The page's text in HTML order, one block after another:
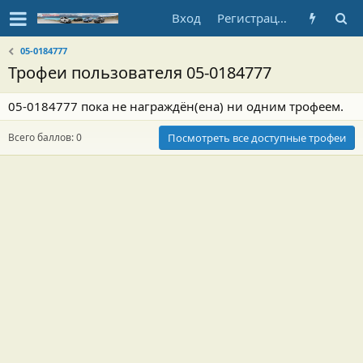
Вход Регистрация
05-0184777
Трофеи пользователя 05-0184777
05-0184777 пока не награждён(ена) ни одним трофеем.
Всего баллов: 0 Посмотреть все доступные трофеи